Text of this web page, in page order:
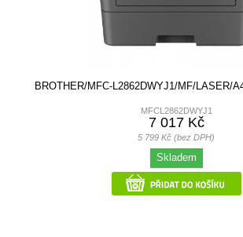
BROTHER/MFC-L2862DWYJ1/MF/LASER/
MFCL2862DWYJ1
7 017 Kč
5 799 Kč (bez DPH)
Skladem